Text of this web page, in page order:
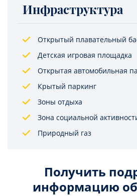
Инфраструктура
Открытый плавательный
Детская игровая площадка
Открытая автомобильная
Крытый паркинг
Зоны отдыха
Зона социальной
Природный газ
Получить
информацию об